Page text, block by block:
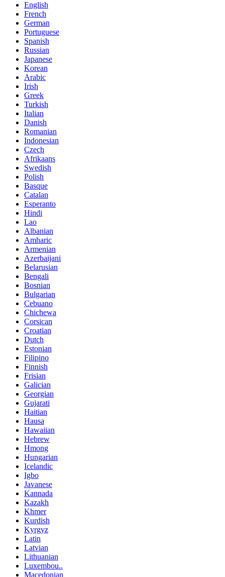
English
French
German
Portuguese
Spanish
Russian
Japanese
Korean
Arabic
Irish
Greek
Turkish
Italian
Danish
Romanian
Indonesian
Czech
Afrikaans
Swedish
Polish
Basque
Catalan
Esperanto
Hindi
Lao
Albanian
Amharic
Armenian
Azerbaijani
Belarusian
Bengali
Bosnian
Bulgarian
Cebuano
Chichewa
Corsican
Croatian
Dutch
Estonian
Filipino
Finnish
Frisian
Galician
Georgian
Gujarati
Haitian
Hausa
Hawaiian
Hebrew
Hmong
Hungarian
Icelandic
Igbo
Javanese
Kannada
Kazakh
Khmer
Kurdish
Kyrgyz
Latin
Latvian
Lithuanian
Luxembou..
Macedonian